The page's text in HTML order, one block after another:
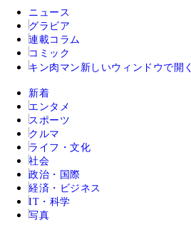
ニュース
グラビア
連載コラム
コミック
キン肉マン 新しいウィンドウで開く
新着
エンタメ
スポーツ
クルマ
ライフ・文化
社会
政治・国際
経済・ビジネス
IT・科学
写真